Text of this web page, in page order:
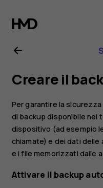
Manuale
d'uso
del
Nokia
X10
Creare il
Per garantire la
di backup disponibile nel
dispositivo (ad esempio
chiamate) e dei dati
e i file memorizzati dalle
Attivare il backup